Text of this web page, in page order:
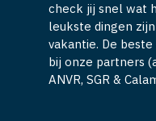
check jij snel wat
leukste dingen
vakantie. De
bij onze partners
ANVR, SGR &